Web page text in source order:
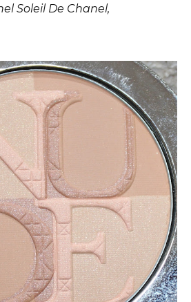
Soleil De Chanel,